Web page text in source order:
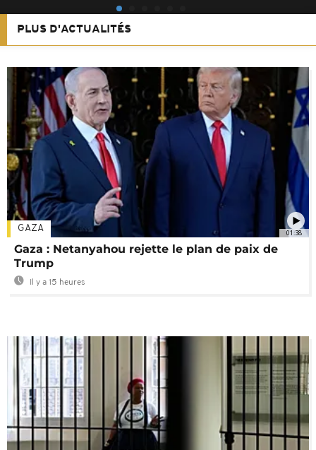
PLUS D'ACTUALITÉS
01:38
GAZA
Gaza : Netanyahou rejette le plan de paix de
Trump
Il y a 15 heures